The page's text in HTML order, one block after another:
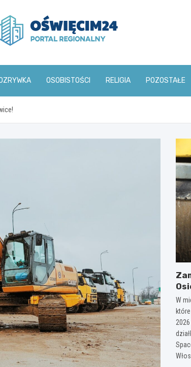
OSOBISTOŚCI RELIGIA POZOSTAŁE
W